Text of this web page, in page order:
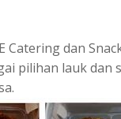
dan
pilihan lauk dan